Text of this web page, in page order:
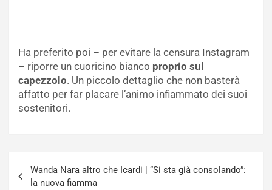
Ha preferito poi – per evitare la censura Instagram
– riporre un cuoricino bianco proprio sul
capezzolo. Un piccolo dettaglio che non basterà
affatto per far placare l’animo infiammato dei suoi
sostenitori.
articoli
Wanda Nara altro che Icardi | “Si sta già consolando”:
la nuova fiamma